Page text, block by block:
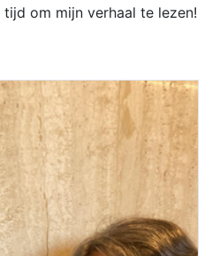
om mijn verhaal te lezen!